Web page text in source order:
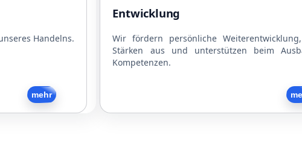
Handelns.
mehr
Entwicklung
Wir fördern persönliche
Stärken aus und unterstützen beim
Kompetenzen.
Interne und externe Schulungen
Strukturierte Arbeitsabläufe
Flache